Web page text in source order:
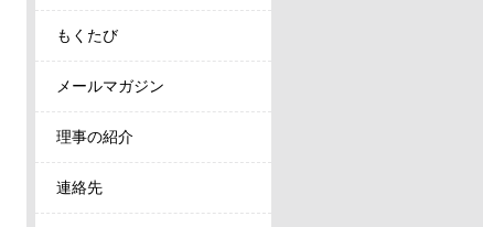
もくたび
メールマガジン
理事の紹介
連絡先